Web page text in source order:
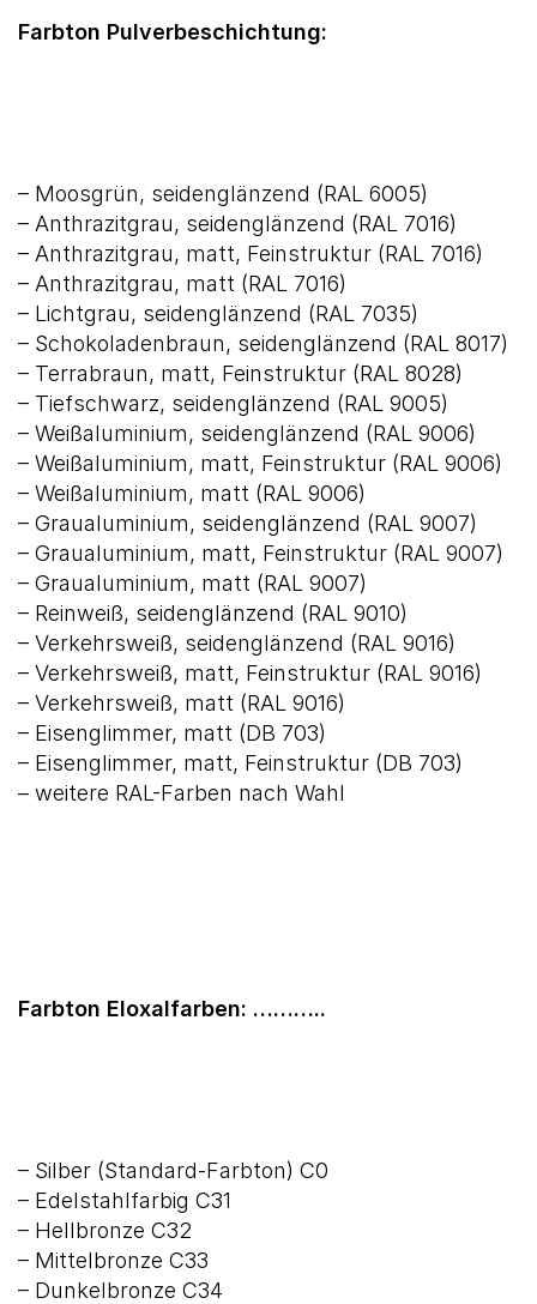
Farbton Pulverbeschichtung:
– Moosgrün, seidenglänzend (RAL 6005)
– Anthrazitgrau, seidenglänzend (RAL 7016)
– Anthrazitgrau, matt, Feinstruktur (RAL 7016)
– Anthrazitgrau, matt (RAL 7016)
– Lichtgrau, seidenglänzend (RAL 7035)
– Schokoladenbraun, seidenglänzend (RAL 8017)
– Terrabraun, matt, Feinstruktur (RAL 8028)
– Tiefschwarz, seidenglänzend (RAL 9005)
– Weißaluminium, seidenglänzend (RAL 9006)
– Weißaluminium, matt, Feinstruktur (RAL 9006)
– Weißaluminium, matt (RAL 9006)
– Graualuminium, seidenglänzend (RAL 9007)
– Graualuminium, matt, Feinstruktur (RAL 9007)
– Graualuminium, matt (RAL 9007)
– Reinweiß, seidenglänzend (RAL 9010)
– Verkehrsweiß, seidenglänzend (RAL 9016)
– Verkehrsweiß, matt, Feinstruktur (RAL 9016)
– Verkehrsweiß, matt (RAL 9016)
– Eisenglimmer, matt (DB 703)
– Eisenglimmer, matt, Feinstruktur (DB 703)
– weitere RAL-Farben nach Wahl
Farbton Eloxalfarben: ………..
– Silber (Standard-Farbton) C0
– Edelstahlfarbig C31
– Hellbronze C32
– Mittelbronze C33
– Dunkelbronze C34